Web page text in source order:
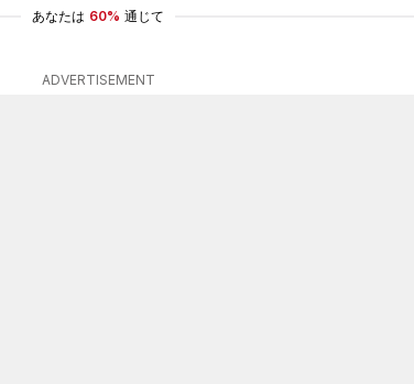
あなたは 60% 通じて
ADVERTISEMENT